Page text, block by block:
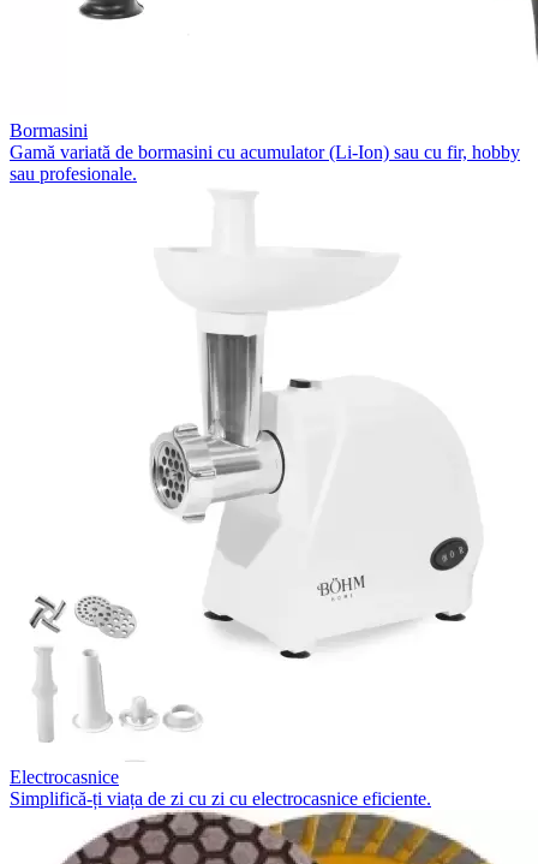
Bormasini
Gamă variată de bormasini cu acumulator (Li-Ion) sau cu fir, hobby
sau profesionale.
Electrocasnice
Simplifică-ți viața de zi cu zi cu electrocasnice eficiente.